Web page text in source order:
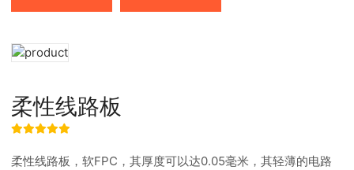
柔性线路板
柔性线路板，软FPC，其厚度可以达0.05毫米，其轻薄的电路